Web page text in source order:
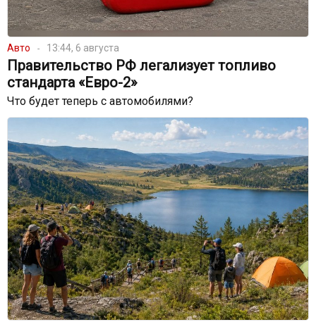
Авто 13:44, 6 августа
Правительство РФ легализует топливо
стандарта «Евро-2»
Что будет теперь с автомобилями?